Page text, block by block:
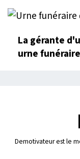
La gérante
urne
Demotivateur est le